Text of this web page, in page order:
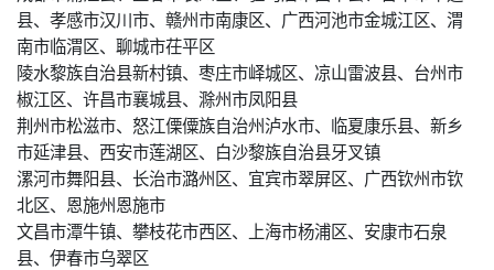
县、孝感市汉川市、赣州市南康区、广西河池市金城江区、渭
南市临渭区、聊城市茌平区
陵水黎族自治县新村镇、枣庄市峄城区、凉山雷波县、台州市
椒江区、许昌市襄城县、滁州市凤阳县
荆州市松滋市、怒江傈僳族自治州泸水市、临夏康乐县、新乡
市延津县、西安市莲湖区、白沙黎族自治县牙叉镇
漯河市舞阳县、长治市潞州区、宜宾市翠屏区、广西钦州市钦
北区、恩施州恩施市
文昌市潭牛镇、攀枝花市西区、上海市杨浦区、安康市石泉
县、伊春市乌翠区